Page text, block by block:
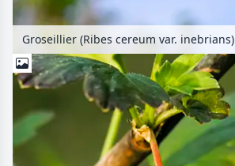
Groseillier (Ribes cereum var. inebrians)